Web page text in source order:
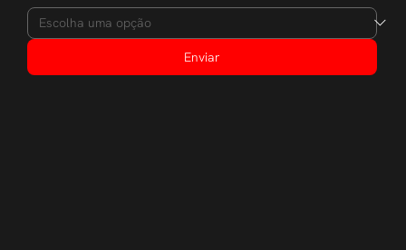
Enviar